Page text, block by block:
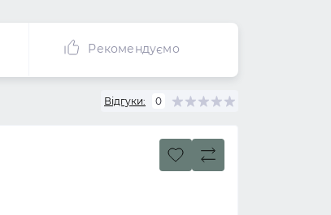
Рекомендуємо
Відгуки: 0